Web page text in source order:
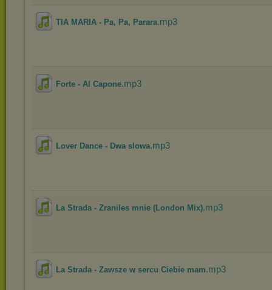
TIA MARIA - Pa, Pa, Parara.mp3
Forte - Al Capone.mp3
Lover Dance - Dwa slowa.mp3
La Strada - Zraniles mnie (London Mix).mp3
La Strada - Zawsze w sercu Ciebie mam.mp3